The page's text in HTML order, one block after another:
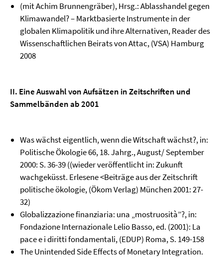
(mit Achim Brunnengräber), Hrsg.: Ablasshandel gegen
Klimawandel? – Marktbasierte Instrumente in der
globalen Klimapolitik und ihre Alternativen, Reader des
Wissenschaftlichen Beirats von Attac, (VSA) Hamburg
2008
II. Eine Auswahl von Aufsätzen in Zeitschriften und
Sammelbänden ab 2001
Was wächst eigentlich, wenn die Witschaft wächst?, in:
Politische Ökologie 66, 18. Jahrg., August/ September
2000: S. 36-39 ((wieder veröffentlicht in: Zukunft
wachgeküsst. Erlesene <Beiträge aus der Zeitschrift
politische ökologie, (Ökom Verlag) München 2001: 27-
32)
Globalizzazione finanziaria: una „mostruosità”?, in:
Fondazione Internazionale Lelio Basso, ed. (2001): La
pace e i diritti fondamentali, (EDUP) Roma, S. 149-158
The Unintended Side Effects of Monetary Integration.